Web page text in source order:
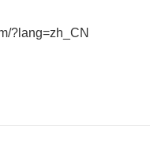
?lang=zh_CN